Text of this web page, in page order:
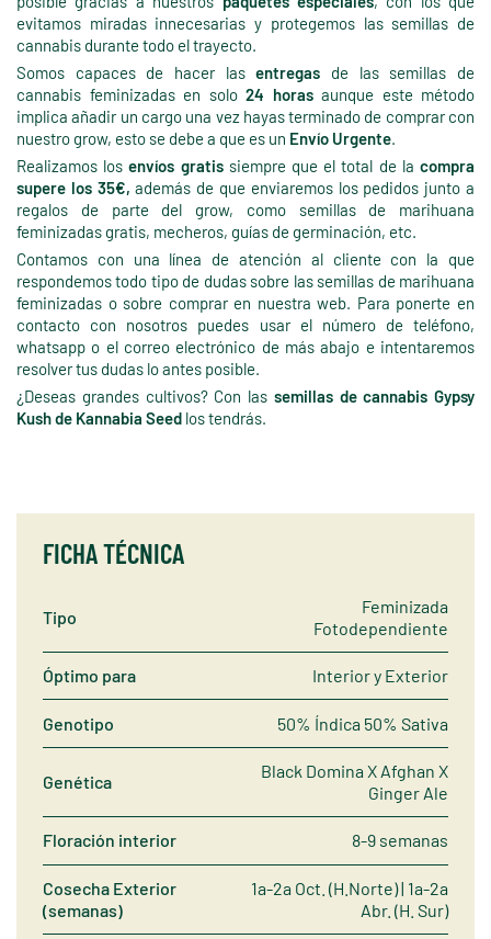
evitamos miradas innecesarias y protegemos las semillas de
cannabis durante todo el trayecto.
Somos capaces de hacer lasentregas de las semillas de
cannabis feminizadas en solo 24 horasaunque este método
implica añadir un cargo una vez hayas terminado de comprar con
nuestro grow, esto se debe a que es un Envío Urgente.
Realizamos losenvíos gratissiempre que el total de lacompra
supere los 35€, además de que enviaremos los pedidos junto a
regalos de parte del grow, como semillas de marihuana
feminizadas gratis, mecheros, guías de germinación, etc.
Contamos con una línea de atención al cliente con la que
respondemos todo tipo de dudas sobre las semillas de marihuana
feminizadas o sobre comprar en nuestra web. Para ponerte en
contacto con nosotros puedes usar el número de teléfono,
whatsapp o el correo electrónico de más abajo e intentaremos
resolver tus dudas lo antes posible.
¿Deseas grandes cultivos? Con las semillas de cannabis Gypsy
Kush de Kannabia Seed los tendrás.
FICHA TÉCNICA
Tipo
Feminizada
Fotodependiente
Óptimo para Interior y Exterior
Genotipo 50% Índica 50% Sativa
Genética
Black Domina X Afghan X
Ginger Ale
Floración interior 8-9 semanas
Cosecha Exterior
(semanas)
1a-2a Oct. (H.Norte) | 1a-2a
Abr. (H. Sur)